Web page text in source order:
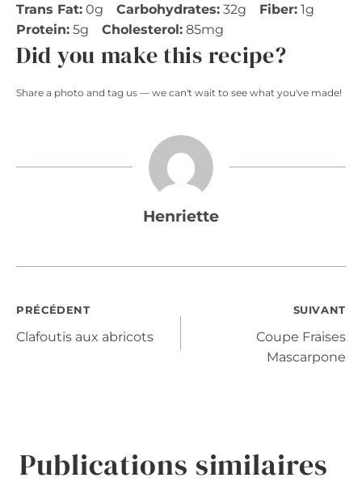
Trans Fat: 0g Carbohydrates: 32g Fiber: 1g
Protein: 5g Cholesterol: 85mg
Did you make this recipe?
Share a photo and tag us — we can't wait to see what you've made!
Henriette
Navigation
PRÉCÉDENT
Clafoutis aux abricots
SUIVANT
Coupe Fraises
Mascarpone
Publications similaires